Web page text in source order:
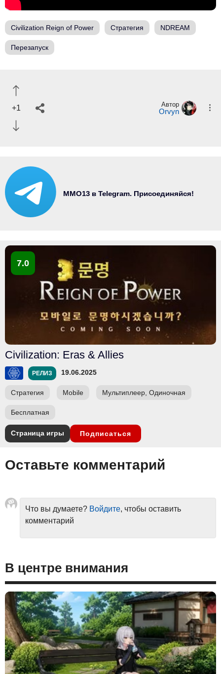
Civilization Reign of Power Стратегия NDREAM
Перезапуск
+1 Автор
Orvyn
MMO13 в Telegram. Присоединяйся!
7.0
Civilization: Eras & Allies
РЕЛИЗ 19.06.2025
Стратегия Mobile Мультиплеер, Одиночная
Бесплатная
Страница игры Подписаться
Оставьте комментарий
Что вы думаете? Войдите, чтобы оставить
комментарий
В центре внимания